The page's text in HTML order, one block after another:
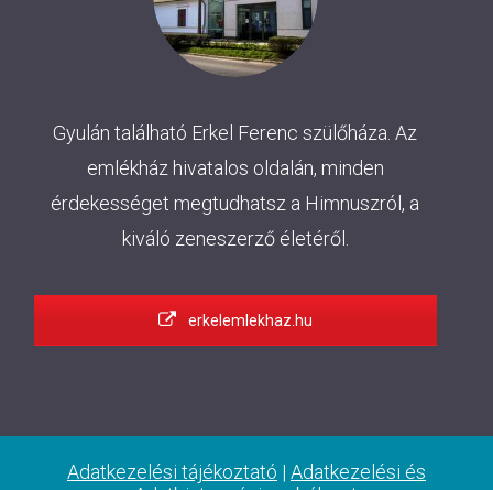
Gyulán található Erkel Ferenc szülőháza. Az
emlékház hivatalos oldalán, minden
érdekességet megtudhatsz a Himnuszról, a
kiváló zeneszerző életéről.
erkelemlekhaz.hu
Adatkezelési tájékoztató | Adatkezelési és